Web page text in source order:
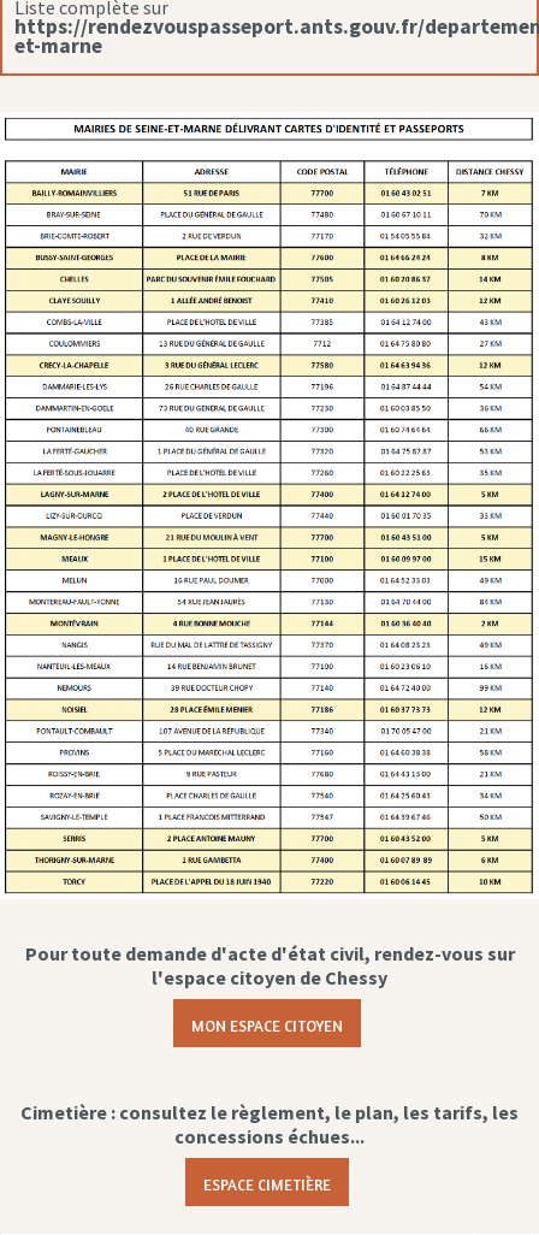
Liste complète sur
https://rendezvouspasseport.ants.gouv.fr/
et-marne
Pour toute demande d'acte d'état civil, rendez-vous sur
l'espace citoyen de Chessy
MON ESPACE CITOYEN
Cimetière : consultez le règlement, le plan, les tarifs, les
concessions échues...
ESPACE CIMETIÈRE